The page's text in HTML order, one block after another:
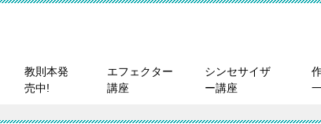
教則本発
売中!
エフェクター
講座
シンセサイザ
ー講座